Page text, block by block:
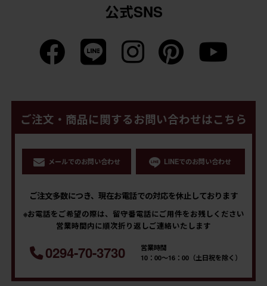
公式SNS
ご注文・商品に関するお問い合わせはこちら
メールでのお問い合わせ LINEでのお問い合わせ
ご注文多数につき、現在お電話での対応を休止しております
※お電話をご希望の際は、留守番電話にご用件をお残しください
営業時間内に順次折り返しご連絡いたします
0294-70-3730
営業時間
10：00～16：00（土日祝を除く）